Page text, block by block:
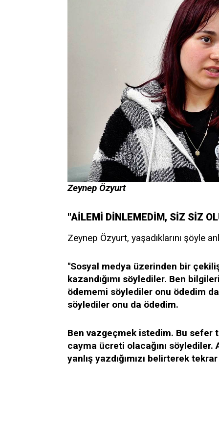
Zeynep Özyurt
"AİLEMİ DİNLEMEDİM, SİZ SİZ
Zeynep Özyurt, yaşadıklarını şöyle
"Sosyal medya üzerinden bir
kazandığımı söylediler. Ben
ödememi söylediler onu ödedim
söylediler onu da ödedim.
Ben vazgeçmek istedim. Bu sefer
cayma ücreti olacağını söylediler.
yanlış yazdığımızı belirterek